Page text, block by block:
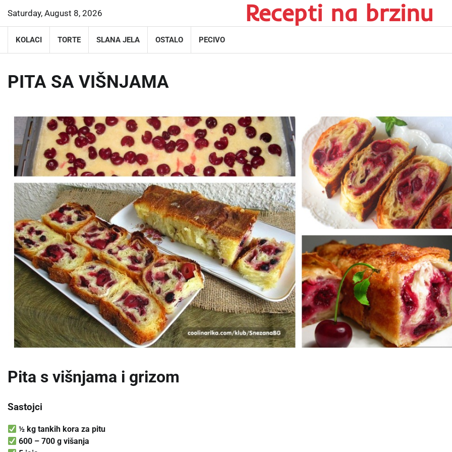
content
Saturday, August 8, 2026 Recepti na brzinu
KOLACI TORTE SLANA JELA OSTALO PECIVO
PITA SA VIŠNJAMA
Pita s višnjama i grizom
Sastojci
½ kg tankih kora za pitu
600 – 700 g višanja